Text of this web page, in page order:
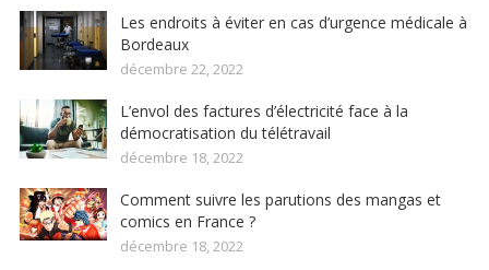
Les endroits à éviter en cas d’urgence médicale à
Bordeaux
décembre 22, 2022
L’envol des factures d’électricité face à la
démocratisation du télétravail
décembre 18, 2022
Comment suivre les parutions des mangas et
comics en France ?
décembre 18, 2022